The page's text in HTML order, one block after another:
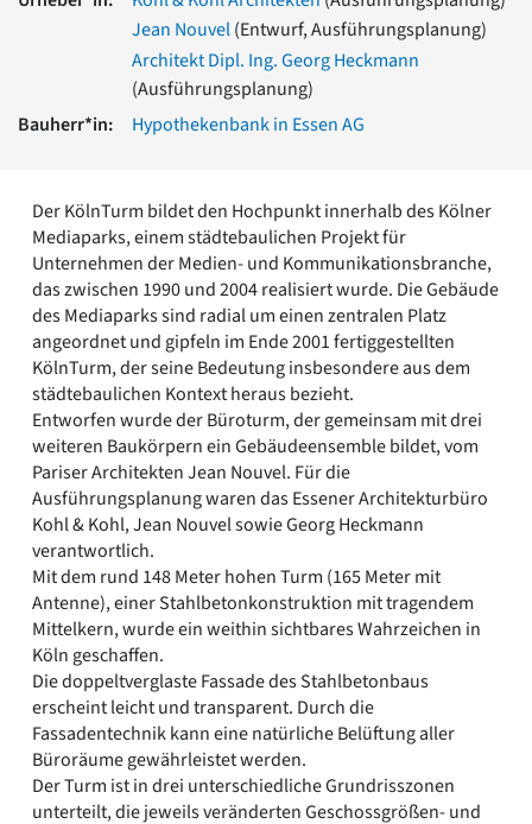
Vorromanik
Römische Antike
Über baukunst-nrw
Kontakt
Impressum
Datenschutz
Suchbegriff eingeben
Jean Nouvel(Entwurf, Ausführungsplanung)
Architekt Dipl. Ing. Georg Heckmann
(Ausführungsplanung)
Bauherr*in:
Hypothekenbank in Essen AG
Der KölnTurm bildet den Hochpunkt innerhalb des Kölner
Mediaparks, einem städtebaulichen Projekt für
Unternehmen der Medien- und Kommunikationsbranche,
das zwischen 1990 und 2004 realisiert wurde. Die Gebäude
des Mediaparks sind radial um einen zentralen Platz
angeordnet und gipfeln im Ende 2001 fertiggestellten
KölnTurm, der seine Bedeutung insbesondere aus dem
städtebaulichen Kontext heraus bezieht.
Entworfen wurde der Büroturm, der gemeinsam mit drei
weiteren Baukörpern ein Gebäudeensemble bildet, vom
Pariser Architekten Jean Nouvel. Für die
Ausführungsplanung waren das Essener Architekturbüro
Kohl & Kohl, Jean Nouvel sowie Georg Heckmann
verantwortlich.
Mit dem rund 148 Meter hohen Turm (165 Meter mit
Antenne), einer Stahlbetonkonstruktion mit tragendem
Mittelkern, wurde ein weithin sichtbares Wahrzeichen in
Köln geschaffen.
Die doppeltverglaste Fassade des Stahlbetonbaus
erscheint leicht und transparent. Durch die
Fassadentechnik kann eine natürliche Belüftung aller
Büroräume gewährleistet werden.
Der Turm ist in drei unterschiedliche Grundrisszonen
unterteilt, die jeweils veränderten Geschossgrößen- und